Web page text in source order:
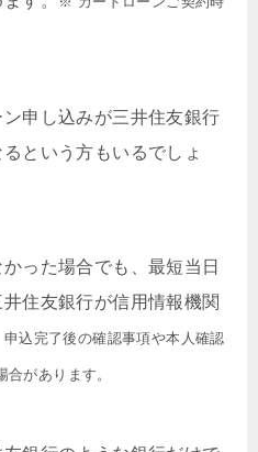
申し込みが三井住友銀行
という方もいるでしょ
った場合でも、最短当日
住友銀行が信用情報機関
申込完了後の確認事項や本人確認
があります。